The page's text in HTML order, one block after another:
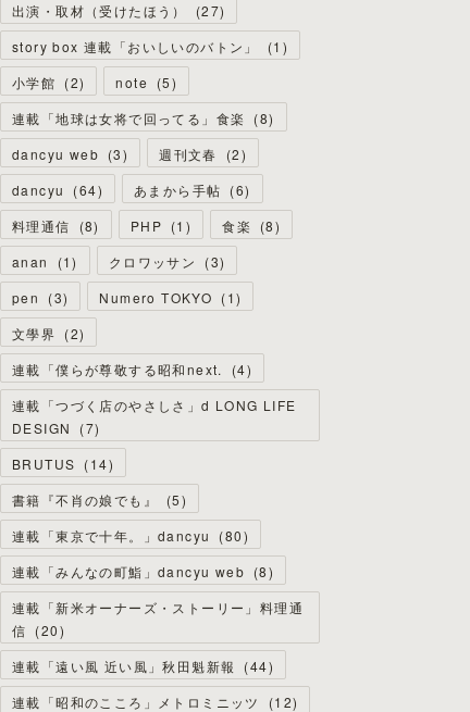
出演・取材（受けたほう）
(27)
story box 連載「おいしいのバトン」
(1 )
小学館 (2) note (5)
連載「地球は女将で回ってる」食楽
(8)
dancyu web (3) 週刊文春 (2)
dancyu
(64) あまから手帖 (6)
料理通信
(8) PHP (1 ) 食楽 (8)
anan
(1) クロワッサン (3)
pen
(3) Numero TOKYO (1)
文學界 (2)
連載「僕らが尊敬する昭和next.
(4)
連載「つづく店のやさしさ」d LONG LIFE
DESIGN
(7)
BRUTUS (14)
書籍『不肖の娘でも』
(5)
連載「東京で十年。」dancyu
(80)
連載「みんなの町鮨」dancyu web (8)
連載「新米オーナーズ・ストーリー」料理通
信 (20)
連載「遠い風 近い風」秋田魁新報
(44)
連載「昭和のこころ」メトロミニッツ
(12)